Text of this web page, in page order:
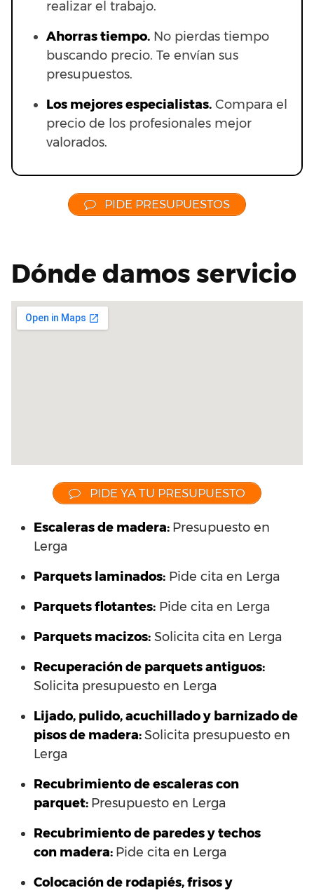
realizar el trabajo.
Ahorras tiempo. No pierdas tiempo
buscando precio. Te envían sus
presupuestos.
Los mejores especialistas. Compara el
precio de los profesionales mejor
valorados.
PIDE PRESUPUESTOS
Dónde damos servicio
PIDE YA TU PRESUPUESTO
Escaleras de madera: Presupuesto en
Lerga
Parquets laminados: Pide cita en Lerga
Parquets flotantes: Pide cita en Lerga
Parquets macizos: Solicita cita en Lerga
Recuperación de parquets antiguos:
Solicita presupuesto en Lerga
Lijado, pulido, acuchillado y barnizado de
pisos de madera:Solicita presupuesto en
Lerga
Recubrimiento de escaleras con
parquet: Presupuesto en Lerga
Recubrimiento de paredes y techos
con madera: Pide cita en Lerga
Colocación de rodapiés, frisos y